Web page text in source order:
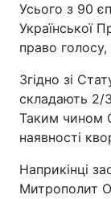
Техно і
Зброя
Здоров'я
Цікавинки
Відео з
Усього з 90
Української
право
Згідно зі
складають 2/3
Таким чином
наявності
Наприкінці
Митрополит